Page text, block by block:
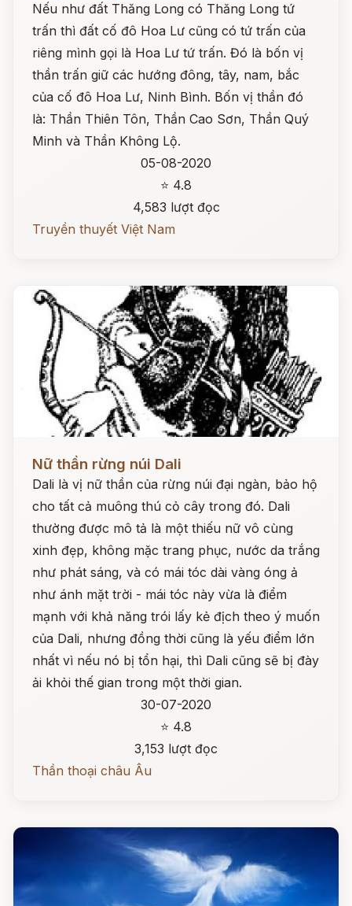
Nếu như đất Thăng Long có Thăng Long tứ
trấn thì đất cố đô Hoa Lư cũng có tứ trấn của
riêng mình gọi là Hoa Lư tứ trấn. Đó là bốn vị
thần trấn giữ các hướng đông, tây, nam, bắc
của cố đô Hoa Lư, Ninh Bình. Bốn vị thần đó
là: Thần Thiên Tôn, Thần Cao Sơn, Thần Quý
Minh và Thần Không Lộ.
05-08-2020
⭐ 4.8
4,583 lượt đọc
Truyền thuyết Việt Nam
Nữ thần rừng núi Dali
Dali là vị nữ thần của rừng núi đại ngàn, bảo hộ
cho tất cả muông thú cỏ cây trong đó. Dali
thường được mô tả là một thiếu nữ vô cùng
xinh đẹp, không mặc trang phục, nước da trắng
như phát sáng, và có mái tóc dài vàng óng ả
như ánh mặt trời - mái tóc này vừa là điểm
mạnh với khả năng trói lấy kẻ địch theo ý muốn
của Dali, nhưng đồng thời cũng là yếu điểm lớn
nhất vì nếu nó bị tổn hại, thì Dali cũng sẽ bị đày
ải khỏi thế gian trong một thời gian.
30-07-2020
⭐ 4.8
3,153 lượt đọc
Thần thoại châu Âu